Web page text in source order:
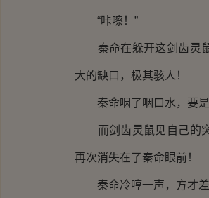
“咔嚓！”
秦命在躲开这剑齿灵鼠
大的缺口，极其骇人！
秦命咽了咽口水，要是
而剑齿灵鼠见自己的突
再次消失在了秦命眼前！
秦命冷哼一声，方才差